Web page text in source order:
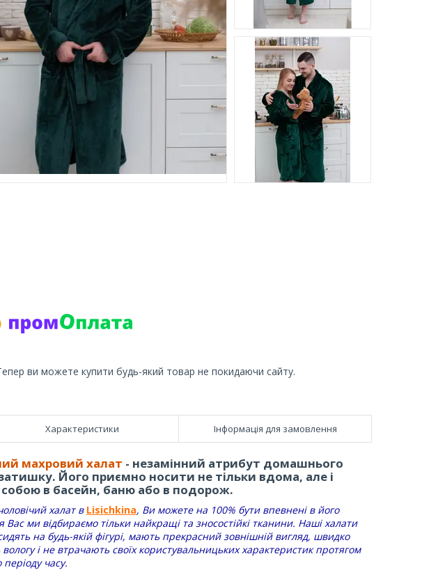
ви можете купити будь-який товар не покидаючи сайту.
Характеристики Інформація для замовлення
махровий халат - незамінний атрибут домашнього
Його приємно носити не тільки вдома, але і
собою в басейн, баню або в подорож.
халат в Lisichkina, Ви можете на 100% бути впевнені в його
Вас ми відбираємо тільки найкращі та зносостійкі тканини. Наші халати
на будь-якій фігурі, мають прекрасний зовнішній вигляд, швидко
і не втрачають своїх користувальницьких характеристик протягом
періоду часу.